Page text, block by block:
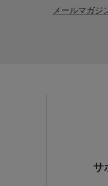
メールマガジ
サ